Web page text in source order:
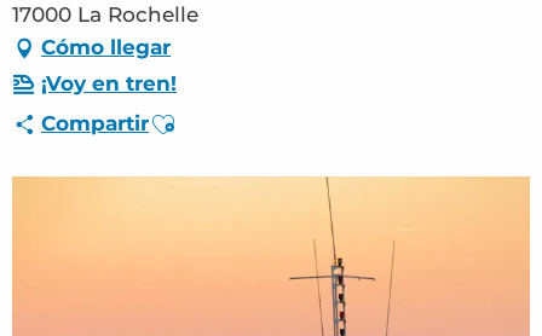
Citas
Su estancia - ES
17000 La Rochelle
Cómo llegar
¡Voy en tren!
CompartirAjouter aux favoris